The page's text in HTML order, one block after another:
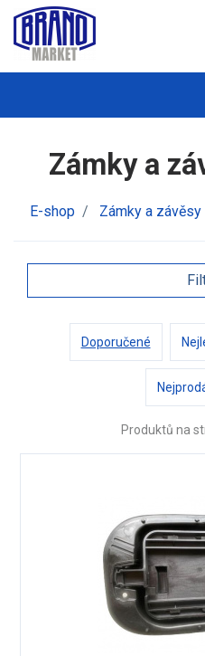
Zámky a
E-shop / Zámky a závěsy
Doporučené
Produktů na